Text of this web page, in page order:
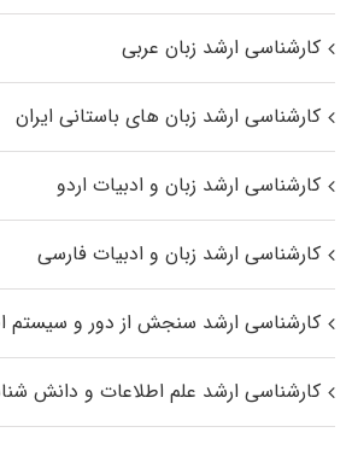
کارشناسی ارشد زبان عربی
کارشناسی ارشد زبان‌ های باستانی ایران
کارشناسی ارشد زبان و ادبیات اردو
کارشناسی ارشد زبان و ادبیات فارسی
کارشناسی ارشد سنجش از دور و سیستم
کارشناسی ارشد علم اطلاعات و دانش